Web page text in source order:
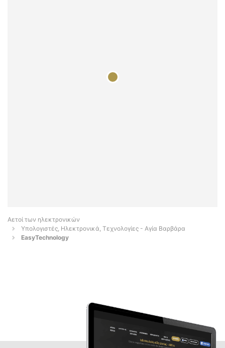
Αετοί των ηλεκτρονικών
Υπολογιστές, Ηλεκτρονικά, Τεχνολογίες - Αγία Βαρβάρα
EasyTechnology